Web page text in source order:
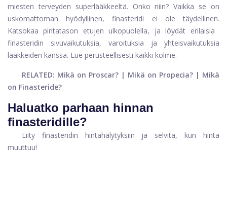
miesten terveyden superlääkkeeltä. Onko niin? Vaikka se on
uskomattoman hyödyllinen, finasteridi ei ole täydellinen.
Katsokaa pintatason etujen ulkopuolella, ja löydät erilaisia ​​
finasteridin sivuvaikutuksia, varoituksia ja yhteisvaikutuksia
lääkkeiden kanssa. Lue perusteellisesti kaikki kolme.
RELATED: Mikä on Proscar? | Mikä on Propecia? | Mikä
on Finasteride?
Haluatko parhaan hinnan
finasteridille?
Liity finasteridin hintahälytyksiin ja selvitä, kun hinta
muuttuu!